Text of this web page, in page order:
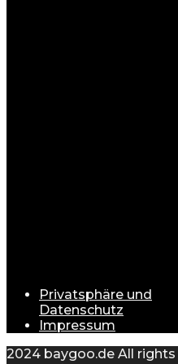
Privatsphäre und
Datenschutz
Impressum
2024 baygoo.de All rights